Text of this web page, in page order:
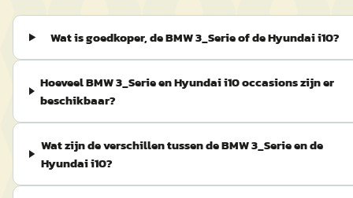
Wat is goedkoper, de BMW 3_Serie of de Hyundai i10?
Hoeveel BMW 3_Serie en Hyundai i10 occasions zijn er
beschikbaar?
Wat zijn de verschillen tussen de BMW 3_Serie en de
Hyundai i10?